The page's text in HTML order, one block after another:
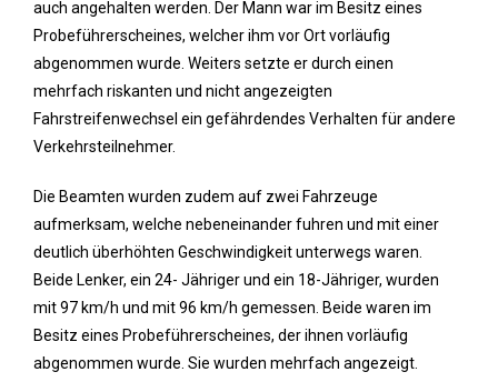
auch angehalten werden. Der Mann war im Besitz eines
Probeführerscheines, welcher ihm vor Ort vorläufig
abgenommen wurde. Weiters setzte er durch einen
mehrfach riskanten und nicht angezeigten
Fahrstreifenwechsel ein gefährdendes Verhalten für andere
Verkehrsteilnehmer.
Die Beamten wurden zudem auf zwei Fahrzeuge
aufmerksam, welche nebeneinander fuhren und mit einer
deutlich überhöhten Geschwindigkeit unterwegs waren.
Beide Lenker, ein 24- Jähriger und ein 18-Jähriger, wurden
mit 97 km/h und mit 96 km/h gemessen. Beide waren im
Besitz eines Probeführerscheines, der ihnen vorläufig
abgenommen wurde. Sie wurden mehrfach angezeigt.